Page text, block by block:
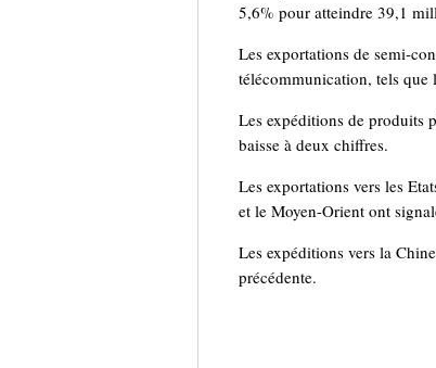
5,6% pour atteindre 39,1
Les exportations de semi-
télécommunication, tels que
Les expéditions de produits
baisse à deux chiffres.
Les exportations vers les
et le Moyen-Orient ont
Les expéditions vers la
précédente.